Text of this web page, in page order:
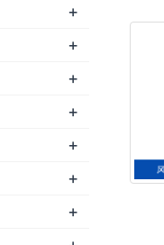
+
+
+
+
+
+
+